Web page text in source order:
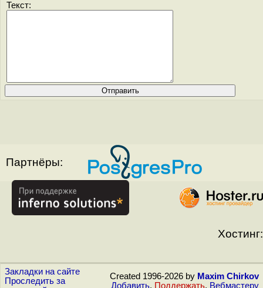
Текст:
Партнёры:
Хостинг:
Закладки на сайте
Проследить за
Created 1996-2026 by Maxim Chirkov
Добавить, Поддержать, Вебмастеру